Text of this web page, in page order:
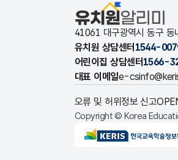
유치원알리미
41061 대구광역시 동구 동
유치원 상담센터 1544-
어린이집 상담센터 1566-
대표 이메일e-
오류 및 허위정보 신고
Copyright © Korea
KERIS한국교육학술정